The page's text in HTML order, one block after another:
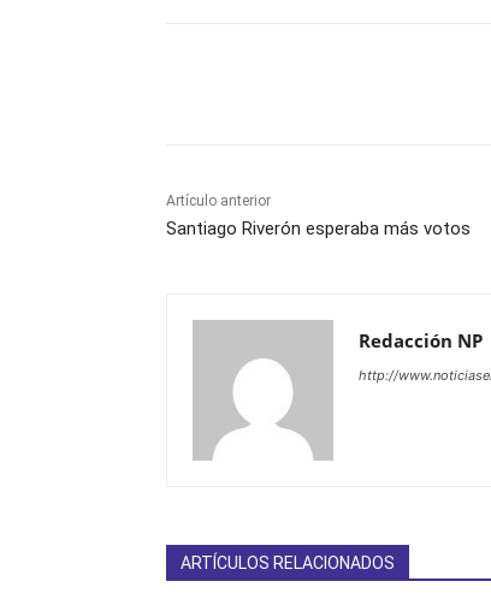
Artículo anterior
Santiago Riverón esperaba más votos
Redacción NP
http://
ARTÍCULOS RELACIONADOS